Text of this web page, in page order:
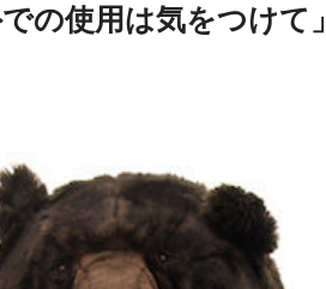
での使用は気をつけて」